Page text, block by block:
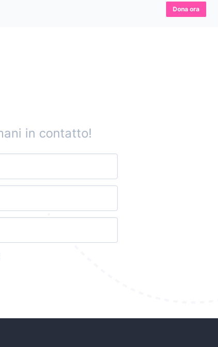
Dona ora
in contatto!